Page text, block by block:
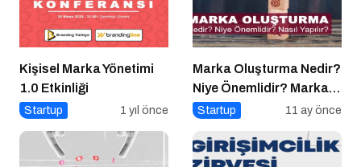
Kişisel Marka Yönetimi
1.0 Etkinliği
Startup 1 yıl önce
Marka Oluşturma Nedir?
Niye Önemlidir? Marka
Oluşturma Nasıl Yapılır?
Startup 11 ay önce